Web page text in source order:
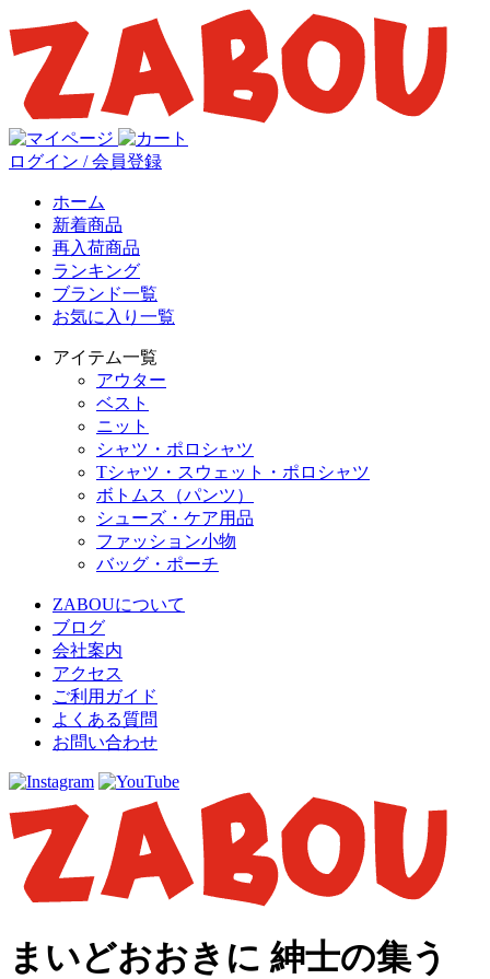
ログイン / 会員登録
ホーム
新着商品
再入荷商品
ランキング
ブランド一覧
お気に入り一覧
アイテム一覧
アウター
ベスト
ニット
シャツ・ポロシャツ
Tシャツ・スウェット・ポロシャツ
ボトムス（パンツ）
シューズ・ケア用品
ファッション小物
バッグ・ポーチ
ZABOUについて
ブログ
会社案内
アクセス
ご利用ガイド
よくある質問
お問い合わせ
まいどおおきに 紳士の集う